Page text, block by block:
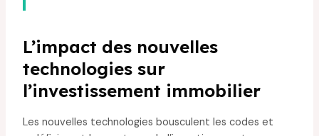
L’impact des nouvelles
technologies sur
l’investissement immobilier
Les nouvelles technologies bousculent les codes et